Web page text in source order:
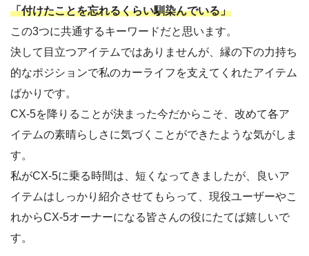
「付けたことを忘れるくらい馴染んでいる」
この3つに共通するキーワードだと思います。
決して目立つアイテムではありませんが、縁の下の力持ち
的なポジションで私のカーライフを支えてくれたアイテム
ばかりです。
CX-5を降りることが決まった今だからこそ、改めて各ア
イテムの素晴らしさに気づくことができたような気がしま
す。
私がCX-5に乗る時間は、短くなってきましたが、良いア
イテムはしっかり紹介させてもらって、現役ユーザーやこ
れからCX-5オーナーになる皆さんの役にたてば嬉しいで
す。